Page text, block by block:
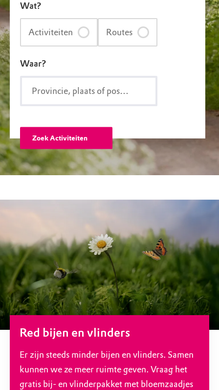
Wat?
Activiteiten Routes
Waar?
Zoek Activiteiten
Red bijen en vlinders
Er zijn steeds minder bijen en vlinders. Samen
kunnen we ze meer ruimte geven. Vraag het
gratis bij- en vlinderpakket met bloemzaadjes